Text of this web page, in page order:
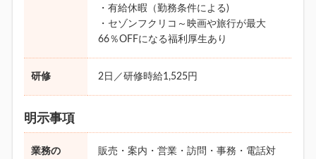
・有給休暇（勤務条件による)
・セゾンフクリコ～映画や旅行が最大
66％OFFになる福利厚生あり
研修 2日／研修時給1,525円
明示事項
業務の
販売・案内・営業・訪問・事務・電話対